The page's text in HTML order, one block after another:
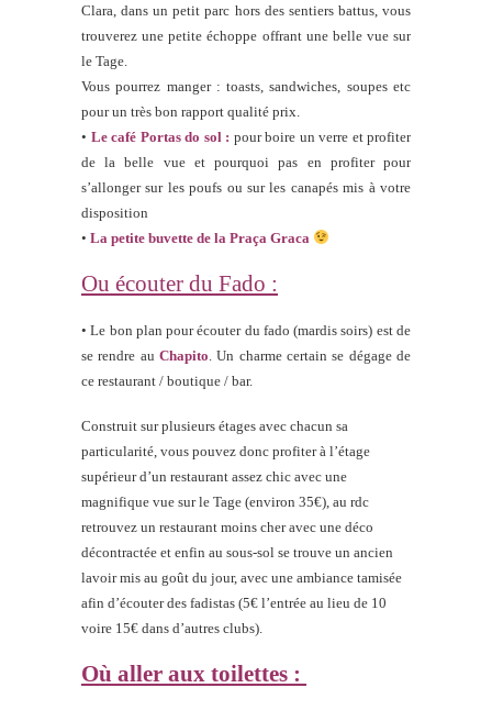
Clara, dans un petit parc hors des sentiers battus, vous
trouverez une petite échoppe offrant une belle vue sur
le Tage.
Vous pourrez manger : toasts, sandwiches, soupes etc
pour un très bon rapport qualité prix.
• Le café Portas do sol : pour boire un verre et profiter
de la belle vue et pourquoi pas en profiter pour
s’allonger sur les poufs ou sur les canapés mis à votre
disposition
• La petite buvette de la Praça Graca
Ou écouter du Fado :
• Le bon plan pour écouter du fado (mardis soirs) est de
se rendre au Chapito . Un charme certain se dégage de
ce restaurant / boutique / bar.
Construit sur plusieurs étages avec chacun sa
particularité, vous pouvez donc profiter à l’étage
supérieur d’un restaurant assez chic avec une
magnifique vue sur le Tage (environ 35€), au rdc
retrouvez un restaurant moins cher avec une déco
décontractée et enfin au sous-sol se trouve un ancien
lavoir mis au goût du jour, avec une ambiance tamisée
afin d’écouter des fadistas (5€ l’entrée au lieu de 10
voire 15€ dans d’autres clubs).
Où aller aux toilettes :